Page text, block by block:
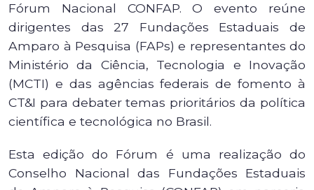
Fórum Nacional CONFAP. O evento reúne
dirigentes das 27 Fundações Estaduais de
Amparo à Pesquisa (FAPs) e representantes do
Ministério da Ciência, Tecnologia e Inovação
(MCTI) e das agências federais de fomento à
CT&I para debater temas prioritários da política
científica e tecnológica no Brasil.
Esta edição do Fórum é uma realização do
Conselho Nacional das Fundações Estaduais